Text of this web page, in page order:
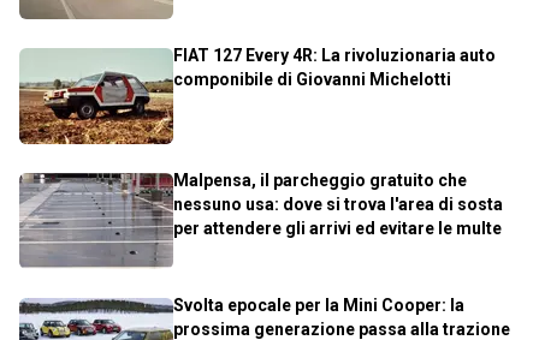
FIAT 127 Every 4R: La rivoluzionaria auto
componibile di Giovanni Michelotti
Malpensa, il parcheggio gratuito che
nessuno usa: dove si trova l'area di sosta
per attendere gli arrivi ed evitare le multe
Svolta epocale per la Mini Cooper: la
prossima generazione passa alla trazione